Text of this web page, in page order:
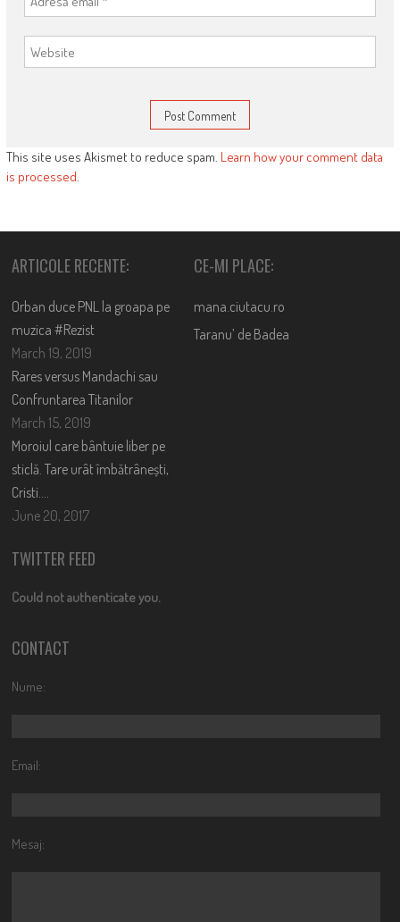
This site uses Akismet to reduce spam. Learn how your comment data
is processed.
ARTICOLE RECENTE:
Orban duce PNL la groapa pe
muzica #Rezist
March 19, 2019
Rares versus Mandachi sau
Confruntarea Titanilor
March 15, 2019
Moroiul care bântuie liber pe
sticlă. Tare urât îmbătrânești,
Cristi….
June 20, 2017
CE-MI PLACE:
mana.ciutacu.ro
Taranu’ de Badea
TWITTER FEED
Could not authenticate you.
CONTACT
Nume:
Email:
Mesaj: